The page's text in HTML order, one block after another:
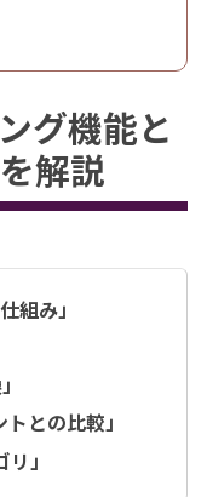
グ機能と
解説
組み」
との比較」
」